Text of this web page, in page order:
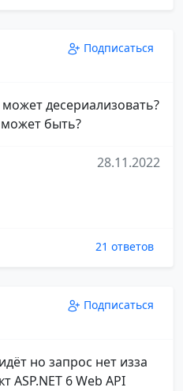
Подписаться
десериализовать?
может быть?
28.11.2022
21 ответов
Подписаться
но запрос нет изза
ASP.NET 6 Web API